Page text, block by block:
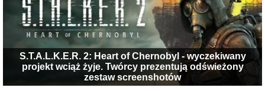
S.T.A.L.K.E.R. 2: Heart of Chernobyl - wyczekiwany
projekt wciąż żyje. Twórcy prezentują odświeżony
zestaw screenshotów